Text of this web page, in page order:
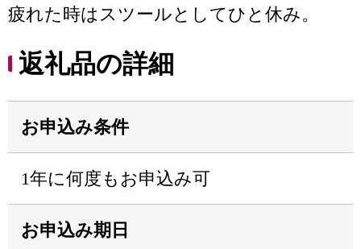
疲れた時はスツールとしてひと休み。
返礼品の詳細
お申込み条件
1年に何度もお申込み可
お申込み期日